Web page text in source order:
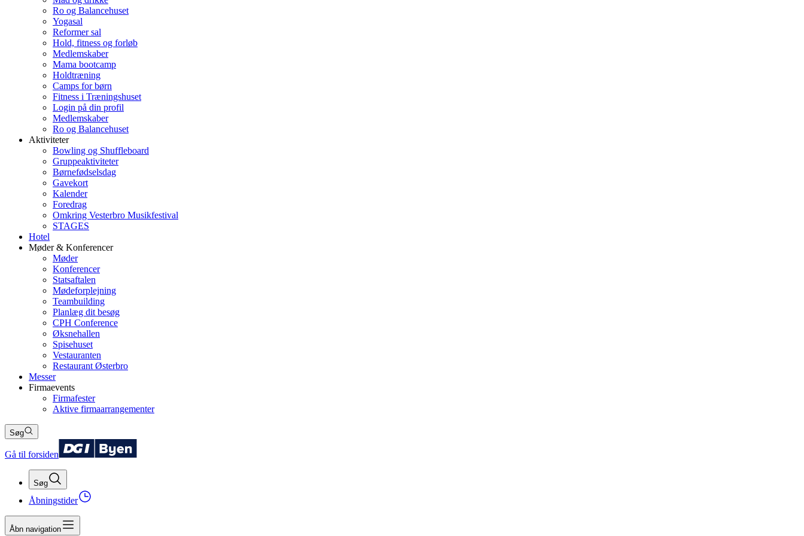
Ro og Balancehuset
Yogasal
Reformer sal
Hold, fitness og forløb
Medlemskaber
Mama bootcamp
Holdtræning
Camps for børn
Fitness i Træningshuset
Login på din profil
Medlemskaber
Ro og Balancehuset
Aktiviteter
Bowling og Shuffleboard
Gruppeaktiviteter
Børnefødselsdag
Gavekort
Kalender
Foredrag
Omkring Vesterbro Musikfestival
STAGES
Hotel
Møder & Konferencer
Møder
Konferencer
Statsaftalen
Mødeforplejning
Teambuilding
Planlæg dit besøg
CPH Conference
Øksnehallen
Spisehuset
Vestauranten
Restaurant Østerbro
Messer
Firmaevents
Firmafester
Aktive firmaarrangementer
Søg
Gå til forsiden
Søg
Åbningstider
Åbn navigation